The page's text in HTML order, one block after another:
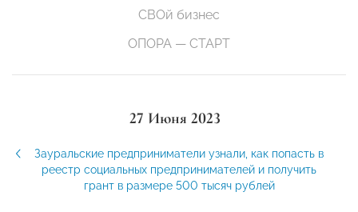
СВОй бизнес
ОПОРА — СТАРТ
27 Июня 2023
Зауральские предприниматели узнали, как попасть в
реестр социальных предпринимателей и получить
грант в размере 500 тысяч рублей